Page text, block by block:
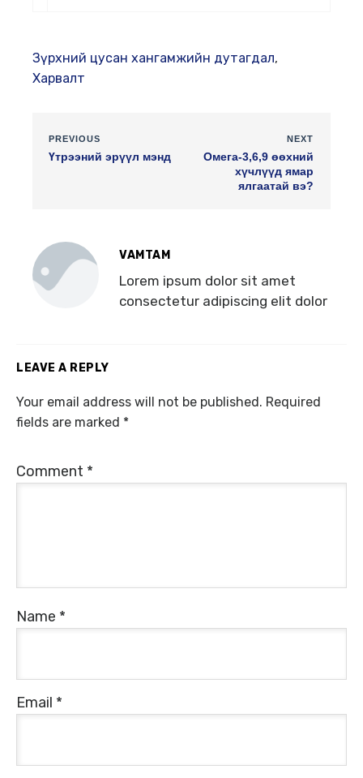
Зүрхний цусан хангамжийн дутагдал,
Харвалт
PREVIOUS
Үтрээний эрүүл мэнд
NEXT
Омега-3,6,9 өөхний
хүчлүүд ямар
ялгаатай вэ?
VAMTAM
Lorem ipsum dolor sit amet
consectetur adipiscing elit dolor
LEAVE A REPLY
Your email address will not be published. Required
fields are marked *
Comment *
Name *
Email *